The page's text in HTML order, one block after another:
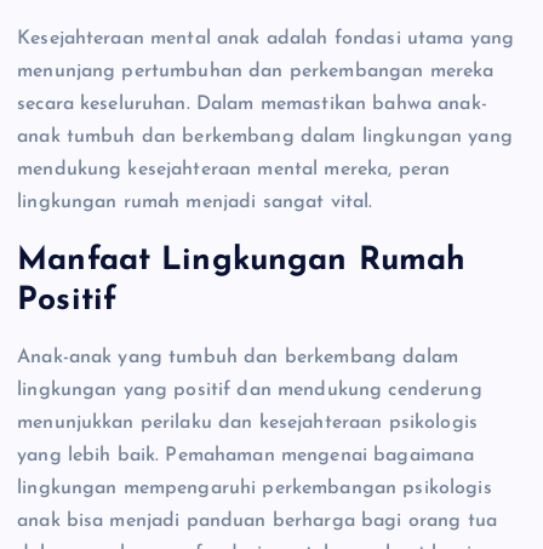
Kesejahteraan mental anak adalah fondasi utama yang
menunjang pertumbuhan dan perkembangan mereka
secara keseluruhan. Dalam memastikan bahwa anak-
anak tumbuh dan berkembang dalam lingkungan yang
mendukung kesejahteraan mental mereka, peran
lingkungan rumah menjadi sangat vital.
Manfaat Lingkungan Rumah
Positif
Anak-anak yang tumbuh dan berkembang dalam
lingkungan yang positif dan mendukung cenderung
menunjukkan perilaku dan kesejahteraan psikologis
yang lebih baik. Pemahaman mengenai bagaimana
lingkungan mempengaruhi perkembangan psikologis
anak bisa menjadi panduan berharga bagi orang tua